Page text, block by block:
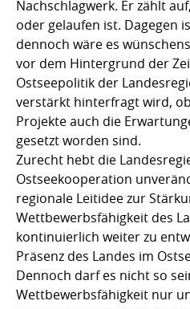
Nachschlagwerk. Er zählt
oder gelaufen ist. Dagegen
dennoch wäre es
vor dem Hintergrund der
Ostseepolitik der
verstärkt hinterfragt wird,
Projekte auch die
gesetzt worden sind.
Zurecht hebt die
Ostseekooperation
regionale Leitidee zur
Wettbewerbsfähigkeit des
kontinuierlich weiter zu
Präsenz des Landes im
Dennoch darf es nicht so
Wettbewerbsfähigkeit nur